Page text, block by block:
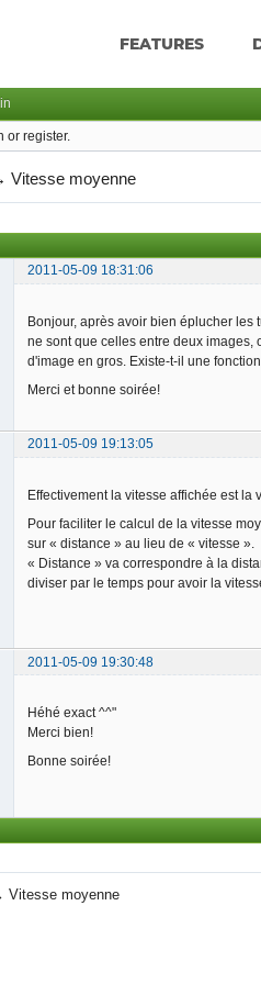
FEATURES
or register.
Vitesse moyenne
2011-05-09 18:31:06
Bonjour, après avoir bien éplucher les
ne sont que celles entre deux images,
d'image en gros. Existe-t-il une
Merci et bonne soirée!
2011-05-09 19:13:05
Effectivement la vitesse affichée est la
Pour faciliter le calcul de la vitesse
sur « distance » au lieu de « vitesse ».
« Distance » va correspondre à la
diviser par le temps pour avoir la
2011-05-09 19:30:48
Héhé exact ^^"
Merci bien!
Bonne soirée!
Vitesse moyenne